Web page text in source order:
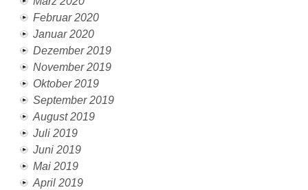
Februar 2020
Januar 2020
Dezember 2019
November 2019
Oktober 2019
September 2019
August 2019
Juli 2019
Juni 2019
Mai 2019
April 2019